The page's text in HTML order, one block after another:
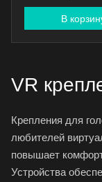
В
VR
Крепления для
любителей
повышает
Устройства